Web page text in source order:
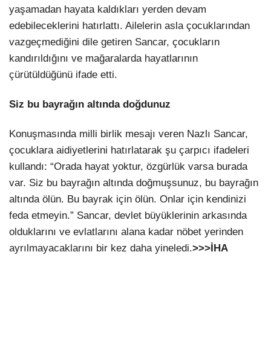
yaşamadan hayata kaldıkları yerden devam
edebileceklerini hatırlattı. Ailelerin asla çocuklarından
vazgeçmediğini dile getiren Sancar, çocukların
kandırıldığını ve mağaralarda hayatlarının
çürütüldüğünü ifade etti.
Siz bu bayrağın altında doğdunuz
Konuşmasında milli birlik mesajı veren Nazlı Sancar,
çocuklara aidiyetlerini hatırlatarak şu çarpıcı ifadeleri
kullandı: “Orada hayat yoktur, özgürlük varsa burada
var. Siz bu bayrağın altında doğmuşsunuz, bu bayrağın
altında ölün. Bu bayrak için ölün. Onlar için kendinizi
feda etmeyin.” Sancar, devlet büyüklerinin arkasında
olduklarını ve evlatlarını alana kadar nöbet yerinden
ayrılmayacaklarını bir kez daha yineledi.>>>İHA